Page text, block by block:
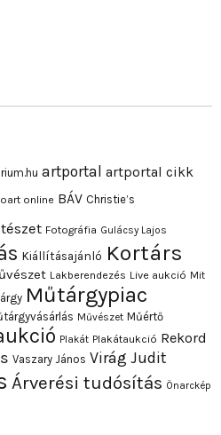
artportal artportal cikk
online BÁV Christie’s
Fotográfia Gulácsy Lajos
Kiállításajánló Kortárs
Lakberendezés Live aukció Mit
Műtárgypiac
Művészet Műértő
Plakát Plakátaukció Rekord
Vaszary János Virág Judit
Árverési tudósítás Önarckép